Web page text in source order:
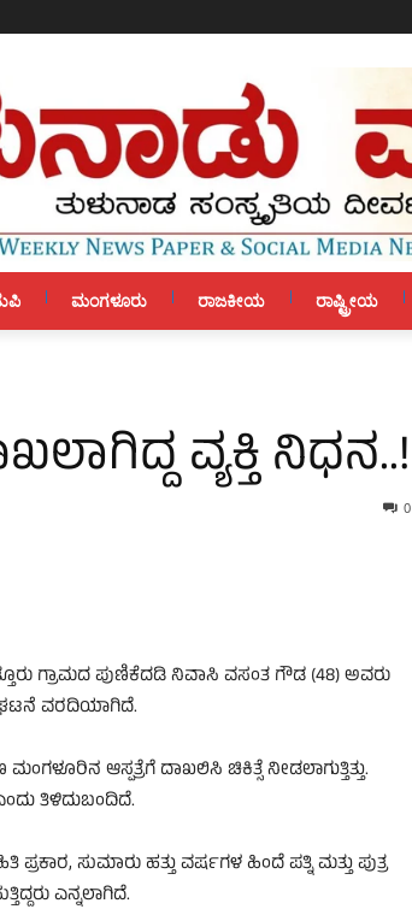
ಮಂಗಳೂರು ರಾಜಕೀಯ ರಾಷ್ಟ್ರೀಯ
ವ್ಯಕ್ತಿ ನಿಧನ..!
0
ಗ್ರಾಮದ ಪುಣಿಕೆದಡಿ ನಿವಾಸಿ ವಸಂತ ಗೌಡ (48) ಅವರು
ಘಟನೆ ವರದಿಯಾಗಿದೆ.
ಆಸ್ಪತ್ರೆಗೆ ದಾಖಲಿಸಿ ಚಿಕಿತ್ಸೆ ನೀಡಲಾಗುತ್ತಿತ್ತು.
ತಿಳಿದುಬಂದಿದೆ.
ಪ್ರಕಾರ, ಸುಮಾರು ಹತ್ತು ವರ್ಷಗಳ ಹಿಂದೆ ಪತ್ನಿ ಮತ್ತು ಪುತ್ರ
ಎನ್ನಲಾಗಿದೆ.